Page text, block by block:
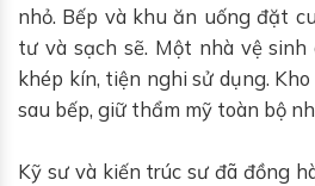
nhỏ. Bếp và khu ăn uống đặt
tư và sạch sẽ. Một nhà vệ
khép kín, tiện nghi sử dụng.
sau bếp, giữ thẩm mỹ toàn bộ
Kỹ sư và kiến trúc sư đã đồng